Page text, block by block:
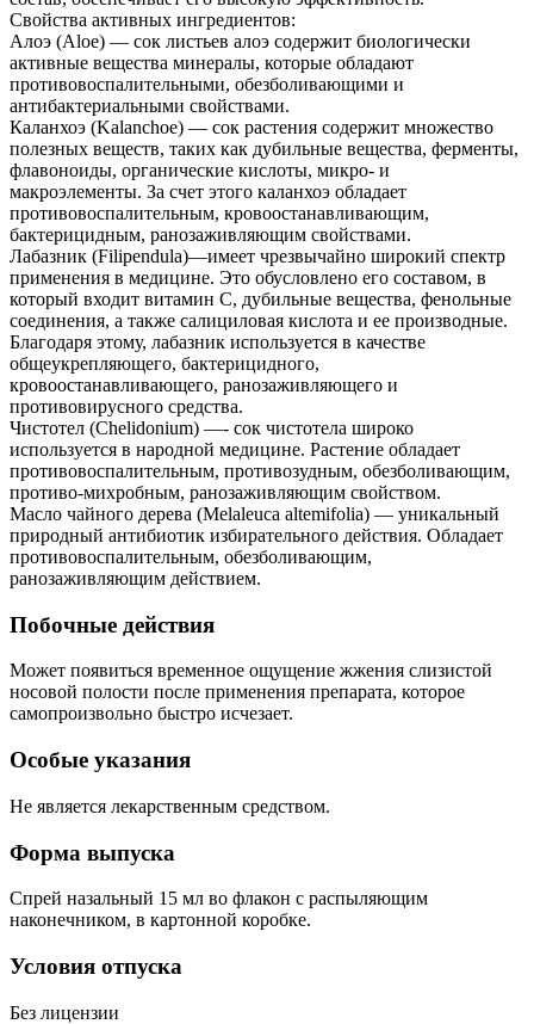
Свойства активных ингредиентов:
Алоэ (Aloe) — сок листьев алоэ содержит биологически
активные вещества минералы, которые обладают
противовоспалительными, обезболивающими и
антибактериальными свойствами.
Каланхоэ (Kalanchoe) — сок растения содержит множество
полезных веществ, таких как дубильные вещества, ферменты,
флавоноиды, органические кислоты, микро- и
макроэлементы. За счет этого каланхоэ обладает
противовоспалительным, кровоостанавливающим,
бактерицидным, ранозаживляющим свойствами.
Лабазник (Filipendula)—имеет чрезвычайно широкий спектр
применения в медицине. Это обусловлено его составом, в
который входит витамин С, дубильные вещества, фенольные
соединения, а также салициловая кислота и ее производные.
Благодаря этому, лабазник используется в качестве
общеукрепляющего, бактерицидного,
кровоостанавливающего, ранозаживляющего и
противовирусного средства.
Чистотел (Chelidonium) —- сок чистотела широко
используется в народной медицине. Растение обладает
противовоспалительным, противозудным, обезболивающим,
противо-михробным, ранозаживляющим свойством.
Масло чайного дерева (Melaleuca altemifolia) — уникальный
природный антибиотик избирательного действия. Обладает
противовоспалительным, обезболивающим,
ранозаживляющим действием.
Побочные действия
Может появиться временное ощущение жжения слизистой
носовой полости после применения препарата, которое
самопроизвольно быстро исчезает.
Особые указания
Не является лекарственным средством.
Форма выпуска
Спрей назальный 15 мл во флакон с распыляющим
наконечником, в картонной коробке.
Условия отпуска
Без лицензии